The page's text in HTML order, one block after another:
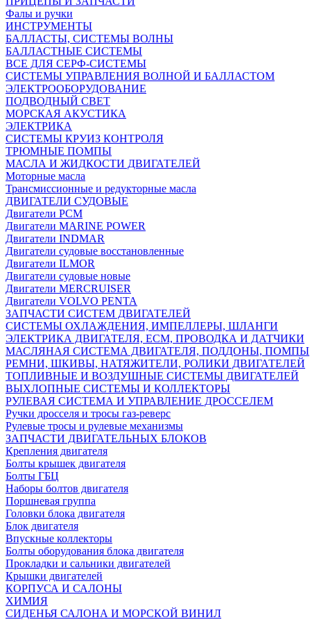
Фалы и ручки
ИНСТРУМЕНТЫ
БАЛЛАСТЫ, СИСТЕМЫ ВОЛНЫ
БАЛЛАСТНЫЕ СИСТЕМЫ
ВСЕ ДЛЯ СЕРФ-СИСТЕМЫ
СИСТЕМЫ УПРАВЛЕНИЯ ВОЛНОЙ И БАЛЛАСТОМ
ЭЛЕКТРООБОРУДОВАНИЕ
ПОДВОДНЫЙ СВЕТ
МОРСКАЯ АКУСТИКА
ЭЛЕКТРИКА
СИСТЕМЫ КРУИЗ КОНТРОЛЯ
ТРЮМНЫЕ ПОМПЫ
МАСЛА И ЖИДКОСТИ ДВИГАТЕЛЕЙ
Моторные масла
Трансмиссионные и редукторные масла
ДВИГАТЕЛИ СУДОВЫЕ
Двигатели PCM
Двигатели MARINE POWER
Двигатели INDMAR
Двигатели судовые восстановленные
Двигатели ILMOR
Двигатели судовые новые
Двигатели MERCRUISER
Двигатели VOLVO PENTA
ЗАПЧАСТИ СИСТЕМ ДВИГАТЕЛЕЙ
СИСТЕМЫ ОХЛАЖДЕНИЯ, ИМПЕЛЛЕРЫ, ШЛАНГИ
ЭЛЕКТРИКА ДВИГАТЕЛЯ, ECM, ПРОВОДКА И ДАТЧИКИ
МАСЛЯНАЯ СИСТЕМА ДВИГАТЕЛЯ, ПОДДОНЫ, ПОМПЫ
РЕМНИ, ШКИВЫ, НАТЯЖИТЕЛИ, РОЛИКИ ДВИГАТЕЛЕЙ
ТОПЛИВНЫЕ И ВОЗДУШНЫЕ СИСТЕМЫ ДВИГАТЕЛЕЙ
ВЫХЛОПНЫЕ СИСТЕМЫ И КОЛЛЕКТОРЫ
РУЛЕВАЯ СИСТЕМА И УПРАВЛЕНИЕ ДРОССЕЛЕМ
Ручки дросселя и тросы газ-реверс
Рулевые тросы и рулевые механизмы
ЗАПЧАСТИ ДВИГАТЕЛЬНЫХ БЛОКОВ
Крепления двигателя
Болты крышек двигателя
Болты ГБЦ
Наборы болтов двигателя
Поршневая группа
Головки блока двигателя
Блок двигателя
Впускные коллекторы
Болты оборудования блока двигателя
Прокладки и сальники двигателей
Крышки двигателей
КОРПУСА И САЛОНЫ
ХИМИЯ
СИДЕНЬЯ САЛОНА И МОРСКОЙ ВИНИЛ